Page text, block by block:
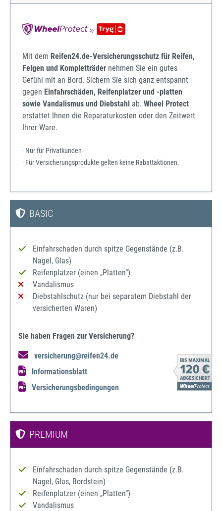
Mit dem Reifen24.de-Versicherungsschutz für Reifen,
Felgen und Kompletträder nehmen Sie ein gutes
Gefühl mit an Bord. Sichern Sie sich ganz entspannt
gegen Einfahrschäden, Reifenplatzer und -platten
sowie Vandalismus und Diebstahl ab. Wheel Protect
erstattet Ihnen die Reparaturkosten oder den Zeitwert
Ihrer Ware.
· Nur für Privatkunden
· Für Versicherungsprodukte gelten keine Rabattaktionen.
BASIC
Einfahrschaden durch spitze Gegenstände (z.B.
Nagel, Glas)
Reifenplatzer (einen „Platten“)
Vandalismus
Diebstahlschutz (nur bei separatem Diebstahl der
versicherten Waren)
Sie haben Fragen zur Versicherung?
versicherung@reifen24.de
Informationsblatt
Versicherungsbedingungen
PREMIUM
Einfahrschaden durch spitze Gegenstände (z.B.
Nagel, Glas, Bordstein)
Reifenplatzer (einen „Platten“)
Vandalismus